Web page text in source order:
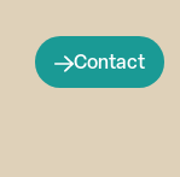
Contact